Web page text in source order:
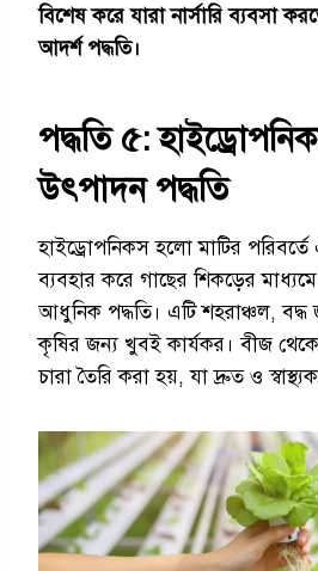
বিশেষ করে যারা নার্সারি ব্যবসা
আদর্শ পদ্ধতি।
পদ্ধতি ৫:
উৎপাদন পদ্ধতি
হাইড্রোপনিকস হলো মাটির
ব্যবহার করে গাছের শিকড়ের
আধুনিক পদ্ধতি। এটি শহরাঞ্চল, বদ্ধ
কৃষির জন্য খুবই কার্যকর। বীজ
চারা তৈরি করা হয়, যা দ্রুত ও